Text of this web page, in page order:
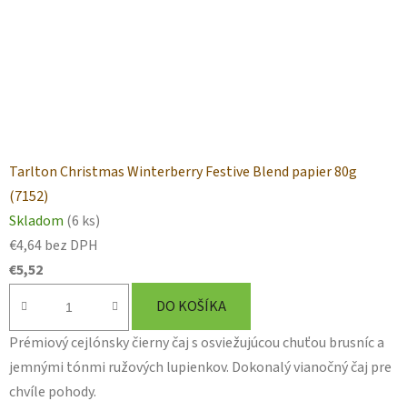
Tarlton Christmas Winterberry Festive Blend papier 80g
(7152)
Skladom (6 ks)
€4,64 bez DPH
€5,52
DO KOŠÍKA
Prémiový cejlónsky čierny čaj s osviežujúcou chuťou brusníc a
jemnými tónmi ružových lupienkov. Dokonalý vianočný čaj pre
chvíle pohody.